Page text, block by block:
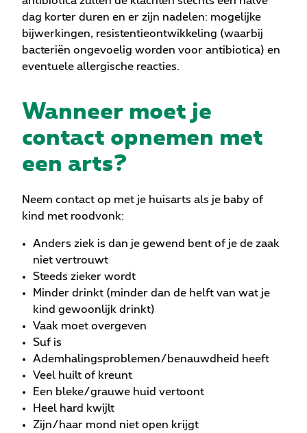
dag korter duren en er zijn nadelen: mogelijke
bijwerkingen, resistentieontwikkeling (waarbij
bacteriën ongevoelig worden voor antibiotica) en
eventuele allergische reacties.
Wanneer moet je
contact opnemen met
een arts?
Neem contact op met je huisarts als je baby of
kind met roodvonk:
Anders ziek is dan je gewend bent of je de zaak
niet vertrouwt
Steeds zieker wordt
Minder drinkt (minder dan de helft van wat je
kind gewoonlijk drinkt)
Vaak moet overgeven
Suf is
Ademhalingsproblemen/benauwdheid heeft
Veel huilt of kreunt
Een bleke/grauwe huid vertoont
Heel hard kwijlt
Zijn/haar mond niet open krijgt